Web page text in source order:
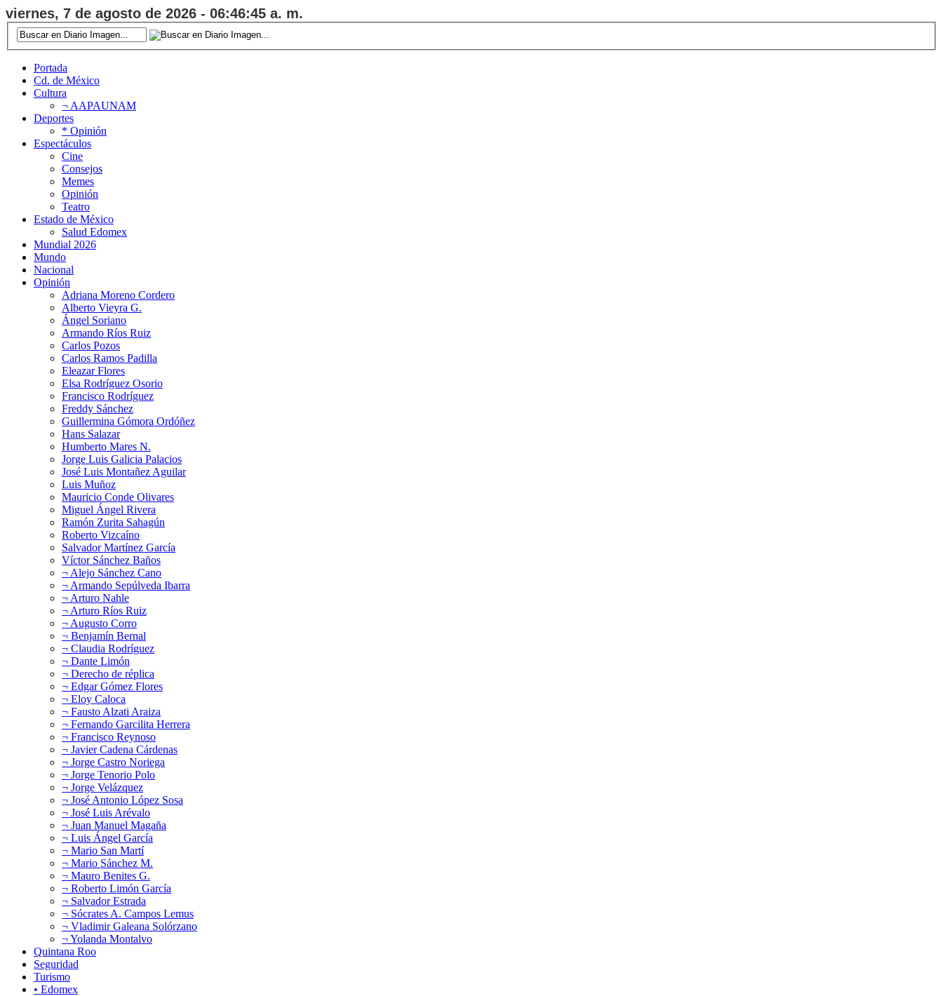
viernes, 7 de agosto de 2026 - 06:46:46 a. m.
Portada
Cd. de México
Cultura
¬ AAPAUNAM
Deportes
* Opinión
Espectáculos
Cine
Consejos
Memes
Opinión
Teatro
Estado de México
Salud Edomex
Mundial 2026
Mundo
Nacional
Opinión
Adriana Moreno Cordero
Alberto Vieyra G.
Ángel Soriano
Armando Ríos Ruiz
Carlos Pozos
Carlos Ramos Padilla
Eleazar Flores
Elsa Rodríguez Osorio
Francisco Rodríguez
Freddy Sánchez
Guillermina Gómora Ordóñez
Hans Salazar
Humberto Mares N.
Jorge Luis Galicia Palacios
José Luis Montañez Aguilar
Luis Muñoz
Mauricio Conde Olivares
Miguel Ángel Rivera
Ramón Zurita Sahagún
Roberto Vizcaíno
Salvador Martínez García
Víctor Sánchez Baños
¬ Alejo Sánchez Cano
¬ Armando Sepúlveda Ibarra
¬ Arturo Nahle
¬ Arturo Ríos Ruiz
¬ Augusto Corro
¬ Benjamín Bernal
¬ Claudia Rodríguez
¬ Dante Limón
¬ Derecho de réplica
¬ Edgar Gómez Flores
¬ Eloy Caloca
¬ Fausto Alzati Araiza
¬ Fernando Garcilita Herrera
¬ Francisco Reynoso
¬ Javier Cadena Cárdenas
¬ Jorge Castro Noriega
¬ Jorge Tenorio Polo
¬ Jorge Velázquez
¬ José Antonio López Sosa
¬ José Luis Arévalo
¬ Juan Manuel Magaña
¬ Luis Ángel García
¬ Mario San Martí
¬ Mario Sánchez M.
¬ Mauro Benites G.
¬ Roberto Limón García
¬ Salvador Estrada
¬ Sócrates A. Campos Lemus
¬ Vladimir Galeana Solórzano
¬ Yolanda Montalvo
Quintana Roo
Seguridad
Turismo
• Edomex